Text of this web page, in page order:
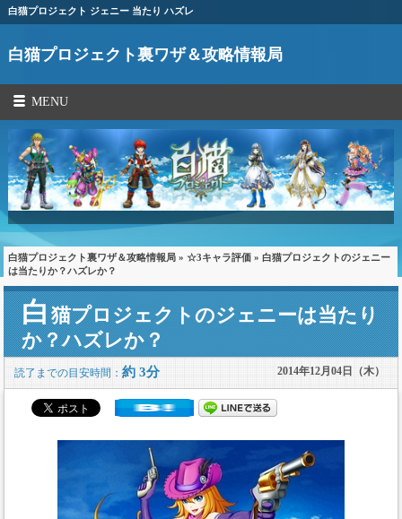
白猫プロジェクト ジェニー 当たり ハズレ
白猫プロジェクト裏ワザ＆攻略情報局
MENU
白猫プロジェクト裏ワザ＆攻略情報局» ☆3キャラ評価» 白猫プロジェクトのジェニー
は当たりか？ハズレか？
白猫プロジェクトのジェニーは当たり
か？ハズレか？
読了までの目安時間：約 3分 2014年12月04日（木）